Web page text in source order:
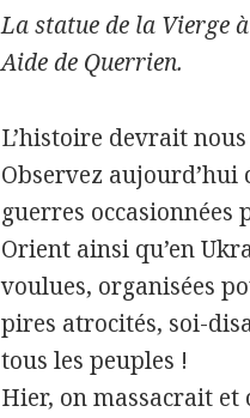
La statue de la Vierge
Aide de Querrien.
L’histoire devrait
Observez aujourd’hui
guerres occasionnées
Orient ainsi qu’en
voulues, organisées
pires atrocités, soi-
tous les peuples !
Hier, on massacrait